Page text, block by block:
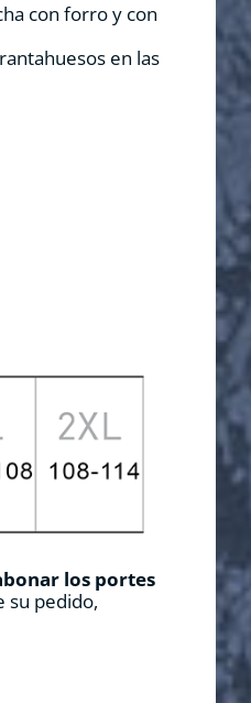
con forro y con
en las
los portes
su pedido,